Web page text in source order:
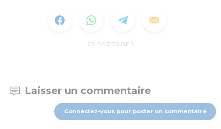
23 PARTAGES
Laisser un commentaire
Connectez-vous pour poster un commentaire